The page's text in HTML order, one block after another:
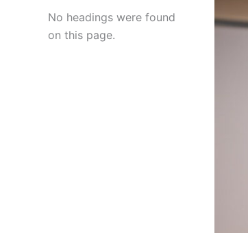
No headings were found
on this page.